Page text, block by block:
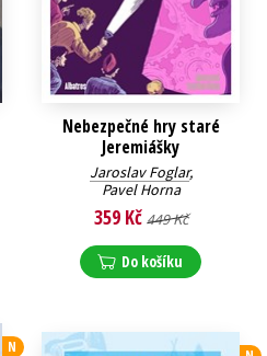
Nebezpečné hry staré
Jeremiášky
Jaroslav Foglar,
Pavel Horna
359 Kč 449 Kč
Do košíku
N